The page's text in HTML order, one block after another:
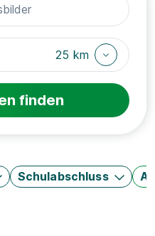
25 km
finden
Schulabschluss